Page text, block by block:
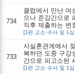
734
클럽에서 만난 여
으나 준강간으로
직후 제출하는 변
[1편 고소·수사 및 1
733
사실혼관계에서
복하던 도중 구강
간으로 피고소된
[1편 고소·수사 및 1